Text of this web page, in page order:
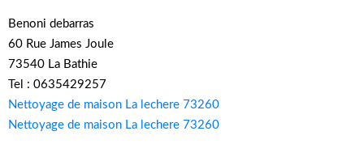
Benoni debarras
60 Rue James Joule
73540 La Bathie
Tel : 0635429257
Nettoyage de maison La lechere 73260
Nettoyage de maison La lechere 73260